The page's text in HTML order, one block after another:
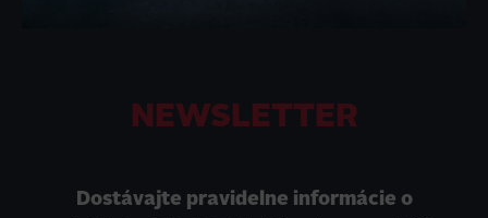
NEWSLETTER
Dostávajte pravidelne informácie o